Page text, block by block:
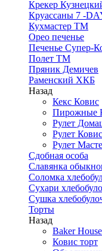
Крекер
Круассаны 7 -
Кухмастер ТМ
Орео печенье
Печенье Супер-
Полет ТМ
Пряник Демичев
Раменский ХКБ
Назад
Кекс Ковис
Пирожные
Рулет
Рулет Ковис
Рулет
Сдобная особа
Славянка
Соломка
Сухари
Сушка
Торты
Назад
Baker
Ковис торт